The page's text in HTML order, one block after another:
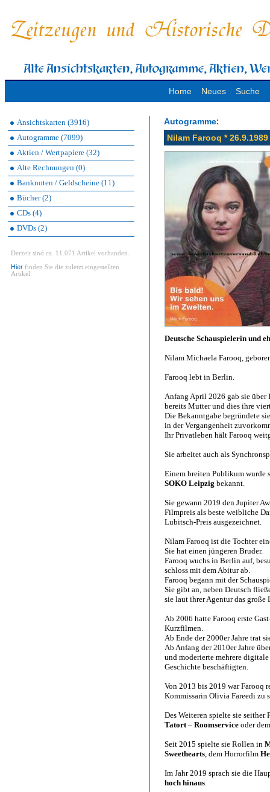
Home Neues Suche
Ansichtskarten (3916)
Autogramme (7099)
Aktien / Wertpapiere (32)
Alte Rechnungen (0)
Banknoten / Geldscheine (11)
Bücher (2)
CDs (4)
DVDs (2)
Derzeit sind ca. 11.071 Artikel vorhanden.
Hier finden Sie die zuletzt eingestellten
Artikel.
Autogramme:
Nilam Farooq *
Deutsche Schauspielerin und
Nilam Michaela Farooq,
Farooq lebt in Berlin.
Anfang April 2026 gab sie über
bereits Mutter und dies ihre
Die Bekanntgabe begründete
in der Vergangenheit
Ihr Privatleben hält Farooq
Sie arbeitet auch als
Einem breiten Publikum wurde
SOKO Leipzig bekannt.
Sie gewann 2019 den Jupiter
Filmpreis als beste weibliche
Lubitsch-Preis ausgezeichnet.
Nilam Farooq ist die Tochter
Sie hat einen jüngeren Bruder.
Farooq wuchs in Berlin auf,
schloss mit dem Abitur ab.
Farooq begann mit der
Sie gibt an, neben Deutsch
sie laut ihrer Agentur das große
Ab 2006 hatte Farooq erste
Kurzfilmen.
Ab Ende der 2000er Jahre trat
Ab Anfang der 2010er Jahre
und moderierte mehrere
Geschichte beschäftigten.
Von 2013 bis 2019 war Farooq
Kommissarin Olivia Fareedi zu
Des Weiteren spielte sie
Tatort – Roomservice oder
Seit 2015 spielte sie Rollen in
Sweethearts, dem Horrorfilm
Im Jahr 2019 sprach sie die
hoch hinaus.